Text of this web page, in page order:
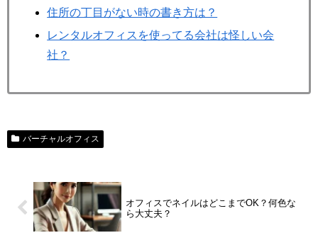
住所の丁目がない時の書き方は？
レンタルオフィスを使ってる会社は怪しい会
社？
バーチャルオフィス
オフィスでネイルはどこまでOK？何色な
ら大丈夫？